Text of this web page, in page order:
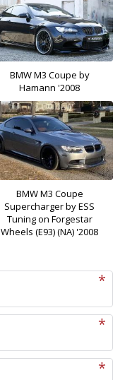
BMW M3 Coupe by
Hamann '2008
BMW M3 Coupe
Supercharger by ESS
Tuning on Forgestar
Wheels (E93) (NA) '2008